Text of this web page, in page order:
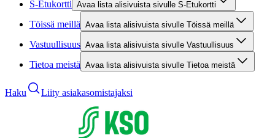
S-Etukortti Avaa lista alisivuista sivulle S-Etukortti
Töissä meillä Avaa lista alisivuista sivulle Töissä meillä
Vastuullisuus Avaa lista alisivuista sivulle Vastuullisuus
Tietoa meistä Avaa lista alisivuista sivulle Tietoa meistä
Haku Liity asiakasomistajaksi